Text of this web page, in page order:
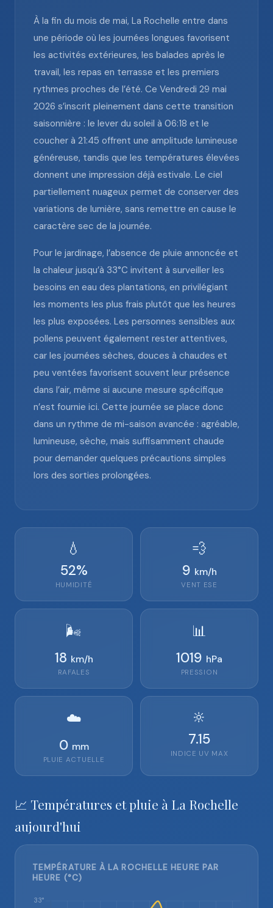
À la fin du mois de mai, La Rochelle entre dans
une période où les journées longues favorisent
les activités extérieures, les balades après le
travail, les repas en terrasse et les premiers
rythmes proches de l’été. Ce Vendredi 29 mai
2026 s’inscrit pleinement dans cette transition
saisonnière : le lever du soleil à 06:18 et le
coucher à 21:45 offrent une amplitude lumineuse
généreuse, tandis que les températures élevées
donnent une impression déjà estivale. Le ciel
partiellement nuageux permet de conserver des
variations de lumière, sans remettre en cause le
caractère sec de la journée.
Pour le jardinage, l’absence de pluie annoncée et
la chaleur jusqu’à 33°C invitent à surveiller les
besoins en eau des plantations, en privilégiant
les moments les plus frais plutôt que les heures
les plus exposées. Les personnes sensibles aux
pollens peuvent également rester attentives,
car les journées sèches, douces à chaudes et
peu ventées favorisent souvent leur présence
dans l’air, même si aucune mesure spécifique
n’est fournie ici. Cette journée se place donc
dans un rythme de mi-saison avancée : agréable,
lumineuse, sèche, mais suffisamment chaude
pour demander quelques précautions simples
lors des sorties prolongées.
💧
52%
HUMIDITÉ
💨
9 km/h
VENT ESE
🌬️
18 km/h
RAFALES
📊
1019 hPa
PRESSION
☁️
0 mm
PLUIE ACTUELLE
🔆
7.15
INDICE UV MAX
📈 Températures et pluie à La Rochelle
aujourd'hui
TEMPÉRATURE À LA ROCHELLE HEURE PAR
HEURE (°C)